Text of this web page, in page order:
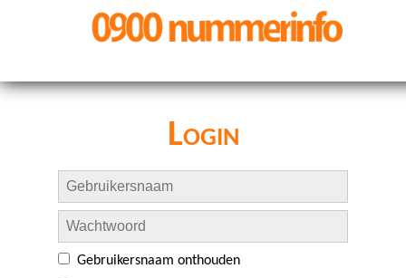
Login
Gebruikersnaam onthouden